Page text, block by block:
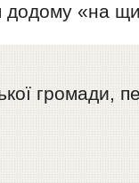
додому «на
громади,